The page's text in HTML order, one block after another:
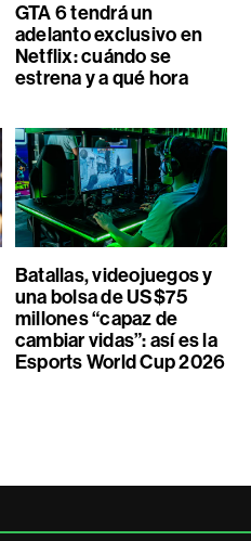
GTA 6 tendrá un
adelanto exclusivo en
Netflix: cuándo se
estrena y a qué hora
Batallas, videojuegos y
una bolsa de US$75
millones “capaz de
cambiar vidas”: así es la
Esports World Cup 2026